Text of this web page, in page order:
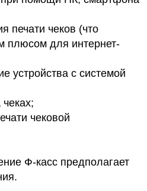
печати чеков (что
плюсом для интернет-
устройства с системой
чековой
Ф-касс предполагает